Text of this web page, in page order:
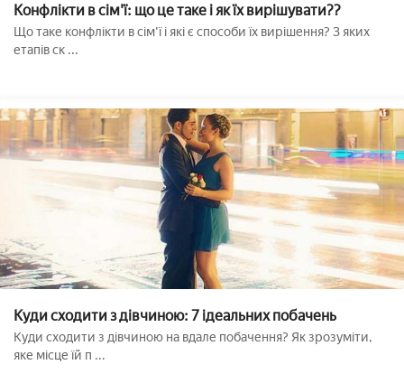
Конфлікти в сім'ї: що це таке і як їх вирішувати??
Що таке конфлікти в сім'ї і які є способи їх вирішення? З яких
етапів ск ...
Куди сходити з дівчиною: 7 ідеальних побачень
Куди сходити з дівчиною на вдале побачення? Як зрозуміти,
яке місце їй п ...